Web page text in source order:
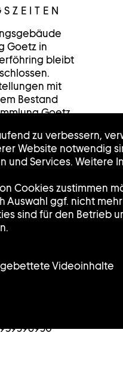
Goetz in
bleibt
mit
Bestand
Goetz
18:00 Uhr
– 20:00
– 17:00 Uhr
zu verbessern,
Website notwendig
und Services. Weitere
Cookies zustimmen
Auswahl ggf. nicht
sind für den Betrieb
Videoinhalte